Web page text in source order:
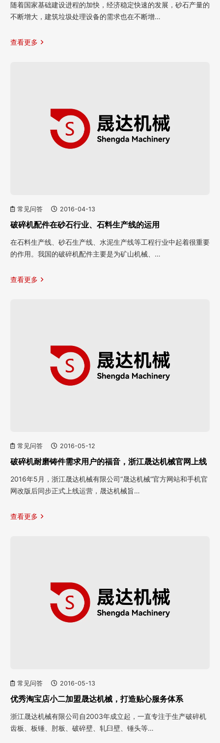
随着国家基础建设进程的加快，经济稳定快速的发展，砂石产量的
不断增大，建筑垃圾处理设备的需求也在不断增…
查看更多
常见问答 2016-04-13
破碎机配件在砂石行业、石料生产线的运用
在石料生产线、砂石生产线、水泥生产线等工程行业中起着很重要
的作用。我国的破碎机配件主要是为矿山机械、…
查看更多
常见问答 2016-05-12
破碎机耐磨铸件需求用户的福音，浙江晟达机械官网上线
2016年5月，浙江晟达机械有限公司“晟达机械”官方网站和手机官
网改版后同步正式上线运营，晟达机械旨…
查看更多
常见问答 2016-05-13
优秀淘宝店小二加盟晟达机械，打造贴心服务体系
浙江晟达机械有限公司自2003年成立起，一直专注于生产破碎机
齿板、板锤、肘板、破碎壁、轧臼壁、锤头等…